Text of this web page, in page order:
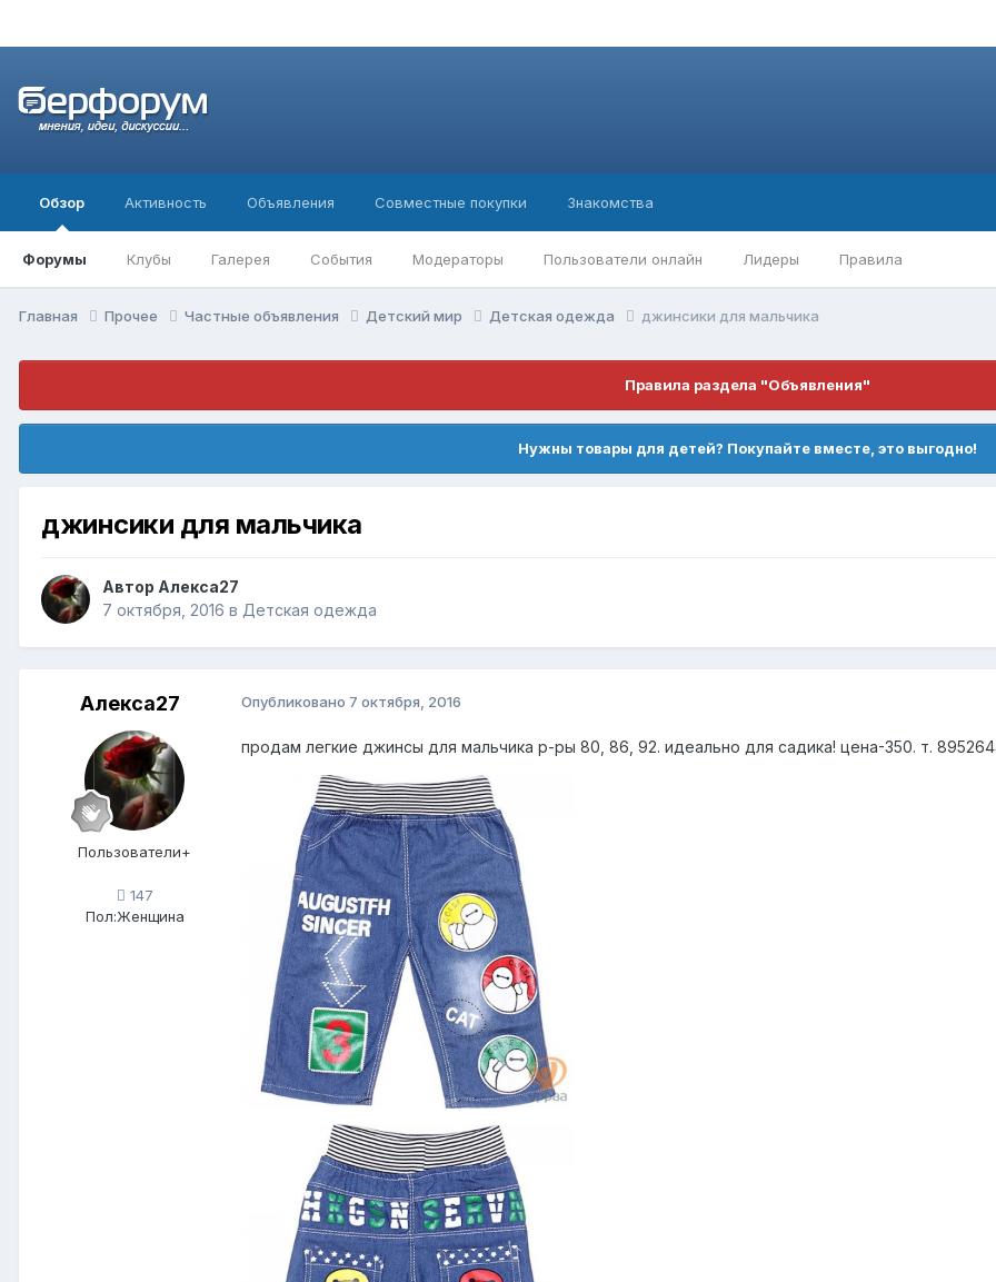
Обзор
Форумы Клубы Галерея События Модераторы Пользователи онлайн Лидеры Правила
Активность Объявления Совместные покупки Знакомства
Главная Прочее Частные объявления Детский мир Детская одежда джинсики для мальчика
Правила раздела "Объявления"
Нужны товары для детей? Покупайте вместе, это выгодно!
джинсики для мальчика
Автор Алекса27
7 октября, 2016 в Детская одежда
Алекса27
Пользователи+
147
Пол:Женщина
Опубликовано 7 октября, 2016
продам легкие джинсы для мальчика р-ры 80, 86, 92. идеально для садика! цена-350. т.